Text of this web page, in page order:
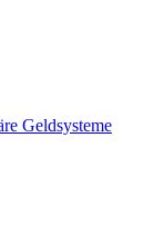
Geldsysteme